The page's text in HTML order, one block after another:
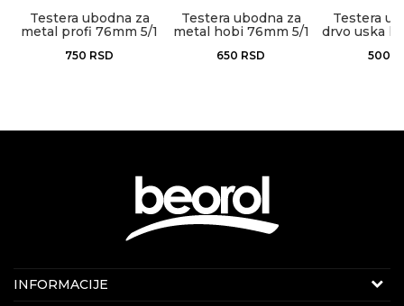
Testera ubodna za
metal profi 76mm 5/1
750 RSD
Testera ubodna za
metal hobi 76mm 5/1
650 RSD
Testera
drvo uska
500
KONTAKT PODACI
E-mail: beorolshop@beorol.rs
INFORMACIJE